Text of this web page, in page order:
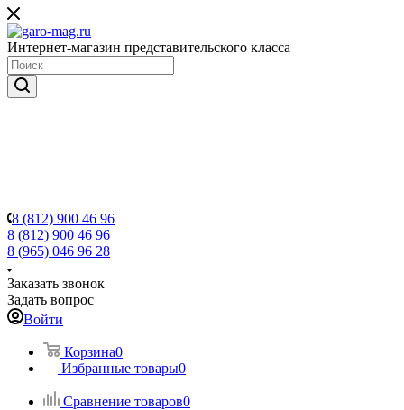
Интернет-магазин представительского класса
8 (812) 900 46 96
8 (812) 900 46 96
8 (965) 046 96 28
Заказать звонок
Задать вопрос
Войти
Корзина0
Избранные товары0
Сравнение товаров0